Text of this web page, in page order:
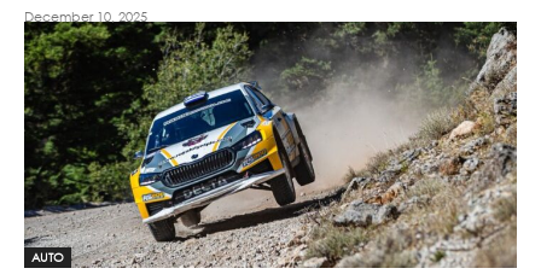
December 10, 2025
AUTO